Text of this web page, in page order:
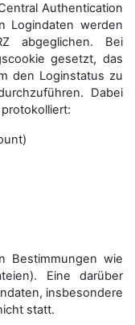
Authentication
Logindaten werden
abgeglichen. Bei
gesetzt, das
den Loginstatus zu
Dabei
Bestimmungen wie
Eine darüber
insbesondere
statt.